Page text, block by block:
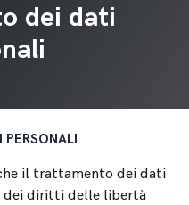
dei dati
il trattamento dei dati
dei diritti delle libertà